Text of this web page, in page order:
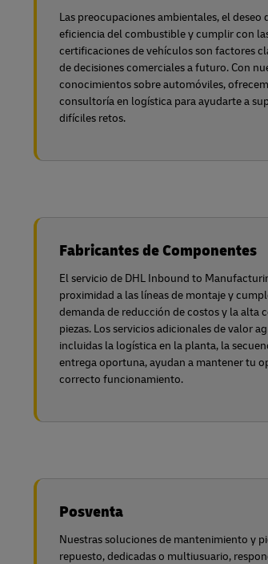
Las preocupaciones ambientales, el deseo
eficiencia del combustible y cumplir con
certificaciones de vehículos son factores
de decisiones comerciales a futuro. Con
conocimientos sobre automóviles,
consultoría en logística para ayudarte a
difíciles retos.
Fabricantes de Componentes
El servicio de DHL Inbound to
proximidad a las líneas de montaje y
demanda de reducción de costos y la alta
piezas. Los servicios adicionales de valor
incluidas la logística en la planta, la
entrega oportuna, ayudan a mantener tu
correcto funcionamiento.
Posventa
Nuestras soluciones de mantenimiento y
repuesto, dedicadas o multiusuario,